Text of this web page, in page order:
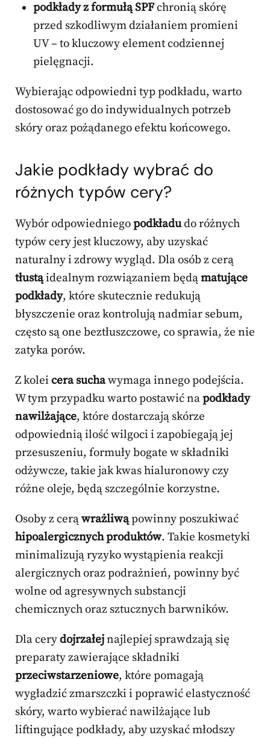
podkłady z formułą SPFchronią skórę
przed szkodliwym działaniem promieni
UV – to kluczowy element codziennej
pielęgnacji.
Wybierając odpowiedni typ podkładu, warto
dostosować go do indywidualnych potrzeb
skóry oraz pożądanego efektu końcowego.
Jakie podkłady wybrać do
różnych typów cery?
Wybór odpowiedniegopodkładudo różnych
typów cery jest kluczowy, aby uzyskać
naturalny i zdrowy wygląd. Dla osób z cerą
tłustąidealnym rozwiązaniem będąmatujące
podkłady, które skutecznie redukują
błyszczenie oraz kontrolują nadmiar sebum,
często są one beztłuszczowe, co sprawia, że nie
zatyka porów.
Z kolei cera suchawymaga innego podejścia.
W tym przypadku warto postawić napodkłady
nawilżające, które dostarczają skórze
odpowiednią ilość wilgoci i zapobiegają jej
przesuszeniu, formuły bogate w składniki
odżywcze, takie jak kwas hialuronowy czy
różne oleje, będą szczególnie korzystne.
Osoby z cerąwrażliwąpowinny poszukiwać
hipoalergicznych produktów. Takie kosmetyki
minimalizują ryzyko wystąpienia reakcji
alergicznych oraz podrażnień, powinny być
wolne od agresywnych substancji
chemicznych oraz sztucznych barwników.
Dla cerydojrzałejnajlepiej sprawdzają się
preparaty zawierające składniki
przeciwstarzeniowe, które pomagają
wygładzić zmarszczki i poprawić elastyczność
skóry, warto wybierać nawilżające lub
liftingujące podkłady, aby uzyskać młodszy